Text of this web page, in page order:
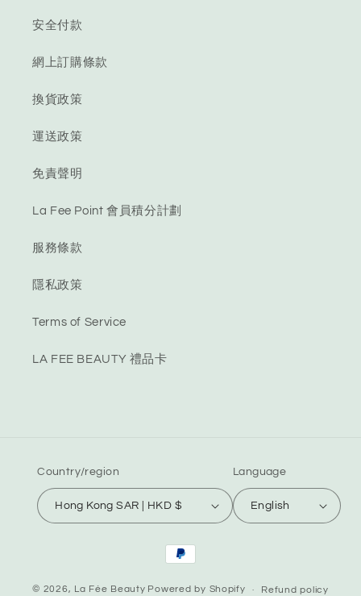
安全付款
網上訂購條款
換貨政策
運送政策
免責聲明
La Fee Point 會員積分計劃
服務條款
隱私政策
Terms of Service
LA FEE BEAUTY 禮品卡
Country/region
Hong Kong SAR | HKD $
Language
English
Payment
© 2026, La Fée Beauty Powered by Shopify Refund policy